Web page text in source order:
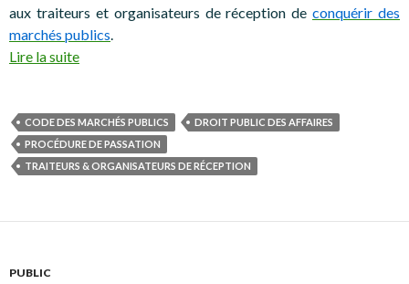
aux traiteurs et organisateurs de réception deconquérir des
marchés publics.
Lire la suite
CODE DES MARCHÉS PUBLICS
DROIT PUBLIC DES AFFAIRES
PROCÉDURE DE PASSATION
TRAITEURS & ORGANISATEURS DE RÉCEPTION
PUBLIC